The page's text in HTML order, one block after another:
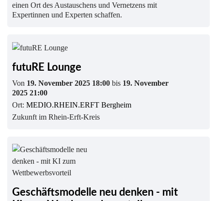
einen Ort des Austauschens und Vernetzens mit
Expertinnen und Experten schaffen.
futuRE Lounge
Von 19. November 2025 18:00 bis 19. November
2025 21:00
Ort: MEDIO.RHEIN.ERFT Bergheim
Zukunft im Rhein-Erft-Kreis
Geschäftsmodelle neu denken - mit